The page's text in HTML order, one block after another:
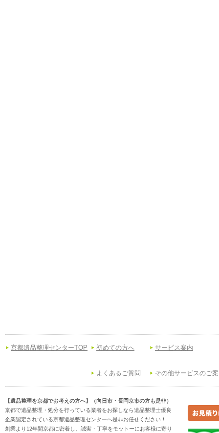
京都遺品整理センターTOP 初めての方へ サービス案内
よくあるご質問 その他サービスのご
【遺品整理を京都でお考えの方へ】（向日市・長岡京市の方も是非）
京都で遺品整理・処分を行っている業者をお探しなら遺品整理士優良
企業認定されている京都遺品整理センターへ是非お任せください！
創業より12年間京都に密着し、誠実・丁寧をモットーにお客様に寄り